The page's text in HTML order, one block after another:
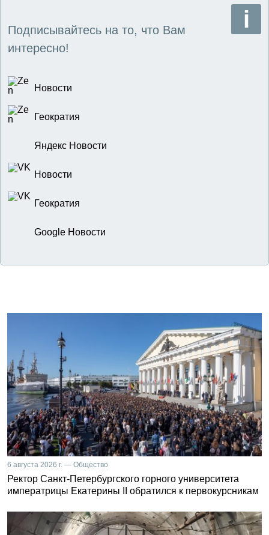
Подписывайтесь на то, что Вам
интересно!
Новости
Геократия
Яндекс Новости
Новости
Геократия
Google Новости
6 августа 2026 г. — Общество
Ректор Санкт-Петербургского горного университета
императрицы Екатерины II обратился к первокурсникам